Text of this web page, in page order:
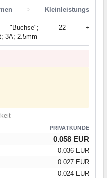
>
Kleinleistungs
"Buchse"; 22 ÷
3A; 2.5mm
PRIVATKUNDE
0.058 EUR
0.036 EUR
0.027 EUR
0.024 EUR